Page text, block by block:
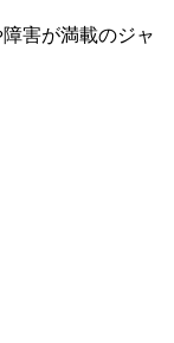
害が満載のジャ